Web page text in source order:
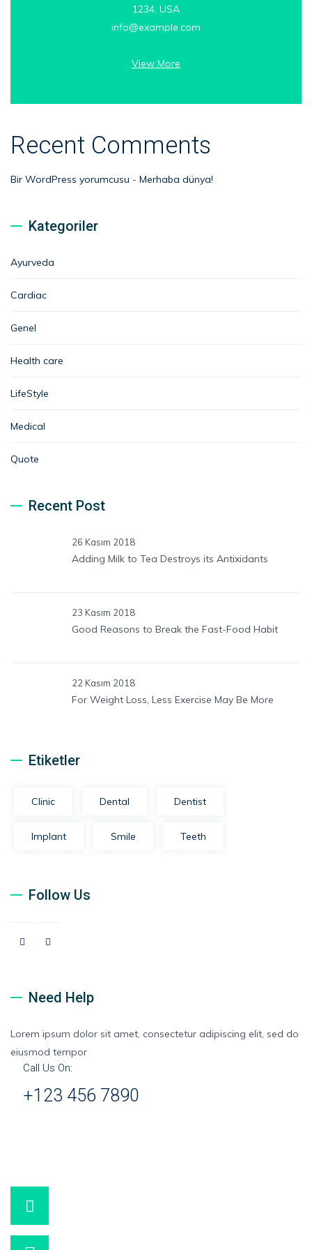
1234, USA
info@example.com
View More
Recent Comments
Bir WordPress yorumcusu - Merhaba dünya!
Kategoriler
Ayurveda
Cardiac
Genel
Health care
LifeStyle
Medical
Quote
Recent Post
26 Kasım 2018
Adding Milk to Tea Destroys its Antixidants
23 Kasım 2018
Good Reasons to Break the Fast-Food Habit
22 Kasım 2018
For Weight Loss, Less Exercise May Be More
Etiketler
Clinic Dental Dentist
Implant Smile Teeth
Follow Us
Need Help
Lorem ipsum dolor sit amet, consectetur adipiscing elit, sed do
eiusmod tempor
Call Us On:
+123 456 7890